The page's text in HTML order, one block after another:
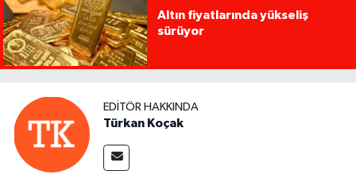
Altın fiyatlarında yükseliş
sürüyor
EDITÖR HAKKINDA
Türkan Koçak